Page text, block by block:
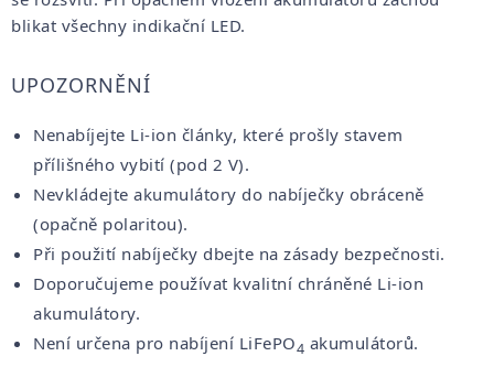
blikat všechny indikační LED.
UPOZORNĚNÍ
Nenabíjejte Li-ion články, které prošly stavem
přílišného vybití (pod 2 V).
Nevkládejte akumulátory do nabíječky obráceně
(opačně polaritou).
Při použití nabíječky dbejte na zásady bezpečnosti.
Doporučujeme používat kvalitní chráněné Li-ion
akumulátory.
Není určena pro nabíjení LiFePO4 akumulátorů.